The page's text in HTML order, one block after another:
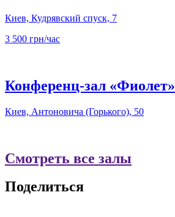
Киев, Кудрявский спуск, 7
3 500 грн/час
Конференц-зал «Фиолет»
Киев, Антоновича (Горького), 50
Смотреть все залы
Поделиться